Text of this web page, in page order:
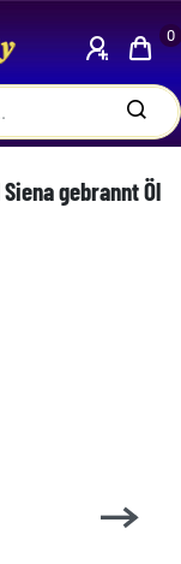
0
gebrannt Öl